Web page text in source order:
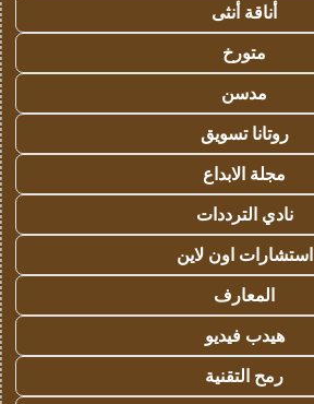
أناقة أنثى
متورخ
مدسن
روتانا تسويق
مجلة الابداع
نادي الترددات
استشارات اون لاين
المعارف
هيدب فيديو
رمح التقنية